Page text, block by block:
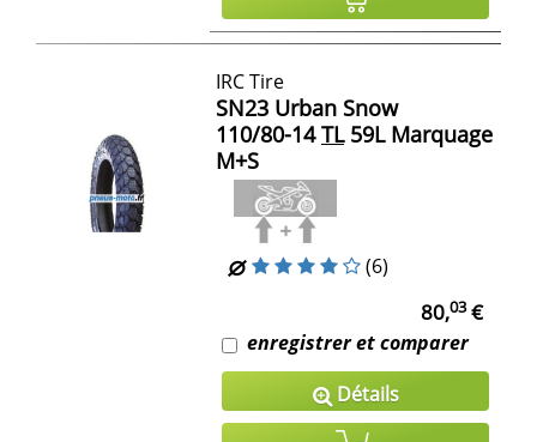
IRC Tire
SN23 Urban Snow
110/80-14 TL59L Marquage
M+S
(6)
80,03€
enregistrer et comparer
Détails